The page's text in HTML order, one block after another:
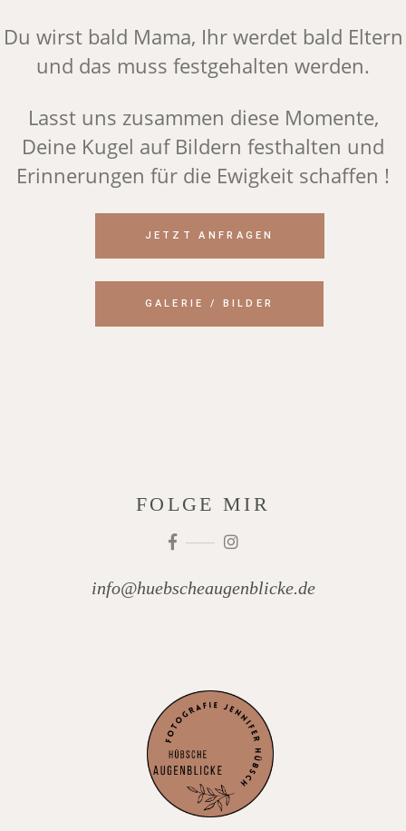
Du wirst bald Mama, Ihr werdet bald Eltern
und das muss festgehalten werden.
Lasst uns zusammen diese Momente,
Deine Kugel auf Bildern festhalten und
Erinnerungen für die Ewigkeit schaffen !
JETZT ANFRAGEN
GALERIE / BILDER
FOLGE MIR
info@huebscheaugenblicke.de